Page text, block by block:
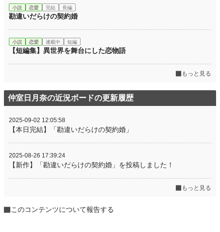
小説 恋愛 完結 長編
勘違いだらけの契約婚
小説 恋愛 連載中 短編
【短編集】異世界を舞台にした恋物語
もっと見る
仲室日月奈の近況ボードの更新履歴
2025-09-02 12:05:58
【本日完結】「勘違いだらけの契約婚」
2025-08-26 17:39:24
【新作】「勘違いだらけの契約婚」を投稿しました！
もっと見る
このコンテンツについて報告する